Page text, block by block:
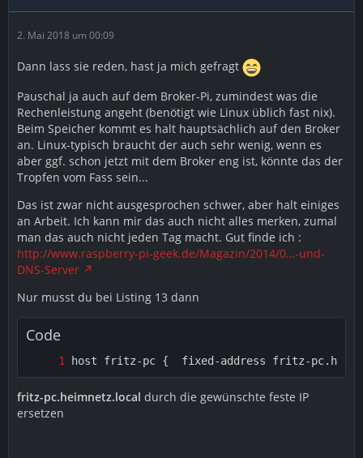
2. Mai 2018 um 00:09
Dann lass sie reden, hast ja mich gefragt
Pauschal ja auch auf dem Broker-Pi, zumindest was die
Rechenleistung angeht (benötigt wie Linux üblich fast nix).
Beim Speicher kommt es halt hauptsächlich auf den Broker
an. Linux-typisch braucht der auch sehr wenig, wenn es
aber ggf. schon jetzt mit dem Broker eng ist, könnte das der
Tropfen vom Fass sein...
Das ist zwar nicht ausgesprochen schwer, aber halt einiges
an Arbeit. Ich kann mir das auch nicht alles merken, zumal
man das auch nicht jeden Tag macht. Gut finde ich :
http://www.raspberry-pi-geek.de/Magazin/2014/0…-und-
DNS-Server
Nur musst du bei Listing 13 dann
Code
host fritz-pc {  fixed-address fritz-
fritz-pc.heimnetz.local durch die gewünschte feste IP
ersetzen